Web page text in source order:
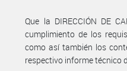
Que la DIRECCIÓN DE
cumplimiento de los
como así también los
respectivo informe técnico